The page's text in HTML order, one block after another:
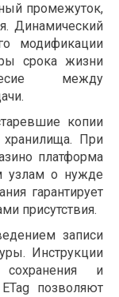
промежуток,
Динамический
модификации
срока жизни
между
копии
хранилища. При
платформа
узлам о нужде
гарантирует
присутствия.
записи
Инструкции
и
позволяют